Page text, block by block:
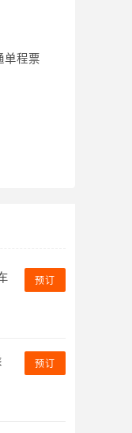
程票
预订
预订